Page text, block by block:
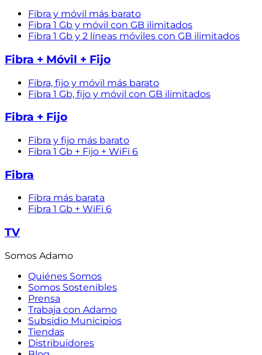
Fibra y móvil más barato
Fibra 1 Gb y móvil con GB ilimitados
Fibra 1 Gb y 2 líneas móviles con GB ilimitados
Fibra + Móvil + Fijo
Fibra, fijo y móvil más barato
Fibra 1 Gb, fijo y móvil con GB ilimitados
Fibra + Fijo
Fibra y fijo más barato
Fibra 1 Gb + Fijo + WiFi 6
Fibra
Fibra más barata
Fibra 1 Gb + WiFi 6
TV
Somos Adamo
Quiénes Somos
Somos Sostenibles
Prensa
Trabaja con Adamo
Subsidio Municipios
Tiendas
Distribuidores